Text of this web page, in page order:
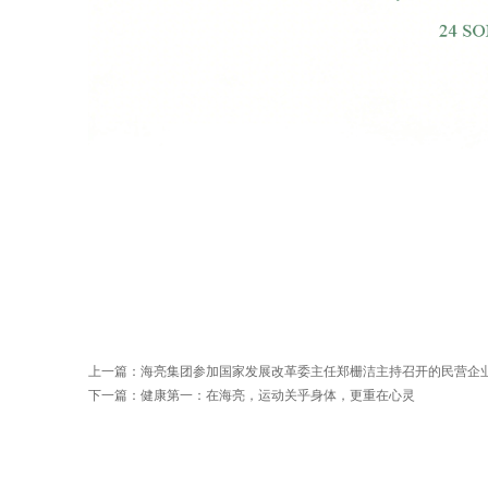
上一篇： 海亮集团参加国家发展改革委主任郑栅洁主持召开的民营企
下一篇： 健康第一：在海亮，运动关乎身体，更重在心灵